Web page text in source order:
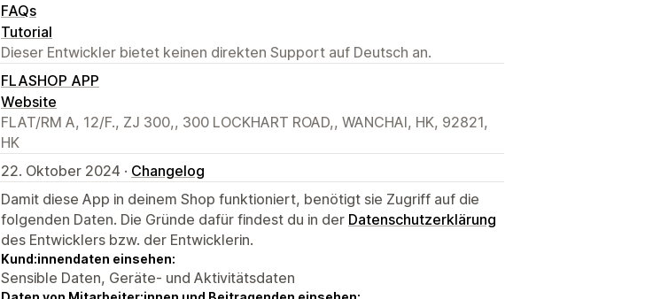
FAQs
Tutorial
Dieser Entwickler bietet keinen direkten Support auf Deutsch an.
FLASHOP APP
Website
FLAT/RM A, 12/F., ZJ 300,, 300 LOCKHART ROAD,, WANCHAI, HK, 92821,
HK
22. Oktober 2024 · Changelog
Damit diese App in deinem Shop funktioniert, benötigt sie Zugriff auf die
folgenden Daten. Die Gründe dafür findest du in der Datenschutzerklärung
des Entwicklers bzw. der Entwicklerin.
Kund:innendaten einsehen:
Sensible Daten, Geräte- und Aktivitätsdaten